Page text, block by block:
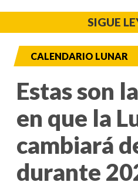
SIGUE
CALENDARIO LUNAR
Estas son
en que la
cambiará
durante